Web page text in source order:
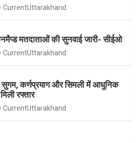
e
r
e
s
t
e
r
u
e
CurrentUttarakhand
मतदाताओं की सुनवाई जारी- सीईओ
CurrentUttarakhand
सुगम, कर्णप्रयाग और सिमली में आधुनिक
रफ्तार
CurrentUttarakhand